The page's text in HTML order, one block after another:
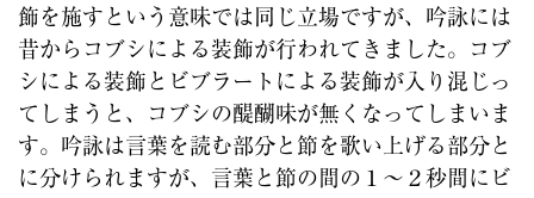
飾を施すという意味では同じ立場ですが、吟詠には
昔からコブシによる装飾が行われてきました。コブ
シによる装飾とビブラートによる装飾が入り混じっ
てしまうと、コブシの醍醐味が無くなってしまいま
す。吟詠は言葉を読む部分と節を歌い上げる部分と
に分けられますが、言葉と節の間の１〜２秒間にビ